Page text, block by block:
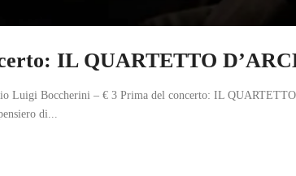
IL QUARTETTO
Luigi Boccherini – € 3 Prima del concerto: IL
di...